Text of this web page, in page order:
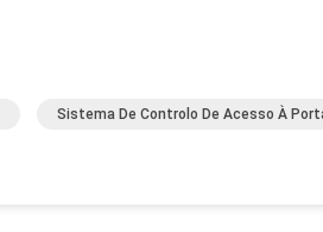
Sistema De Controlo De Acesso À